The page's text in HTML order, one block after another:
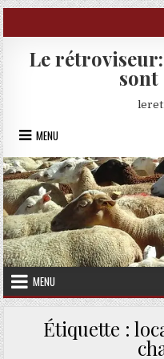
Skip to content
Le
MENU
MENU
Étiquette :